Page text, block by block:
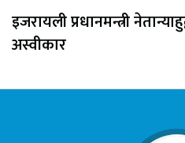
इजरायली प्रधानमन्त्री
अस्वीकार